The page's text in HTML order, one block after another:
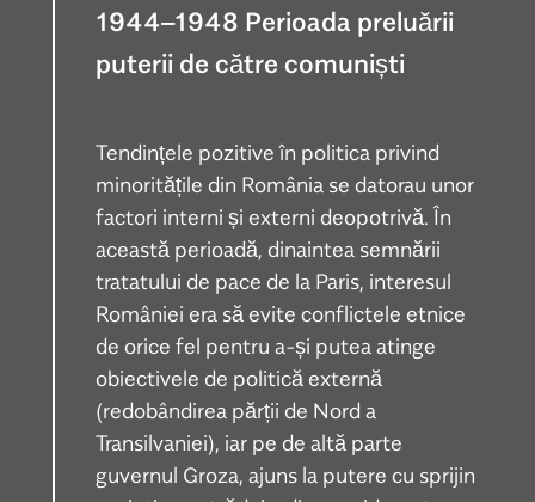
1944–1948 Perioada preluării
puterii de către comuniști
Tendințele pozitive în politica privind
minoritățile din România se datorau unor
factori interni și externi deopotrivă. În
această perioadă, dinaintea semnării
tratatului de pace de la Paris, interesul
României era să evite conflictele etnice
de orice fel pentru a-și putea atinge
obiectivele de politică externă
(redobândirea părții de Nord a
Transilvaniei), iar pe de altă parte
guvernul Groza, ajuns la putere cu sprijin